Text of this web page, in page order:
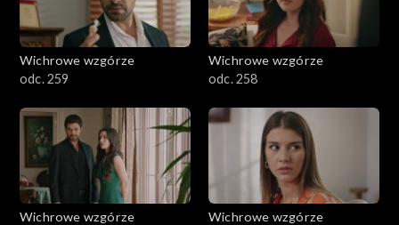
Wichrowe wzgórze
odc. 259
Wichrowe wzgórze
odc. 258
Wichrowe wzgórze
Wichrowe wzgórze